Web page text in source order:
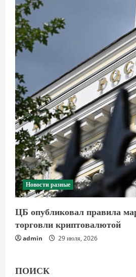
Новости разные
ЦБ опубликовал правила
торговли криптовалютой
admin 29 июля, 2026
ПОИСК